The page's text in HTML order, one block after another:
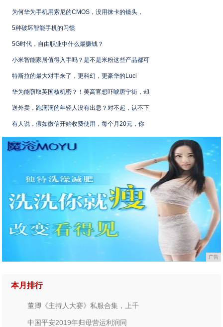
为何华为手机用索尼的CMOS，没用徕卡的镜头，
5种破坏智能手机的习惯
5G时代，自由职业中什么最赚钱？
小米智能家居值得入手吗？是不是米粉这些产品都可
特斯拉的最大对手来了，更科幻，更豪华的Luci
华为能窃取英国核机密？！美高官想吓唬唐宁街，却
送外卖，跑滴滴的年轻人没有出息？对不起，认不下
有人说，假如微信开始收费使用，每个月20元，你
广告
本月排行
董卿《主持人大赛》私服合集，上千
中国平安2019年归母营运利润同